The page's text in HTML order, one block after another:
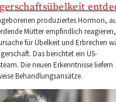
produziertes Hormon,
Mütter empfindlich
für Übelkeit und Erbrechen
Das berichtet ein US-
Die neuen Erkenntnisse liefern
Behandlungsansätze.